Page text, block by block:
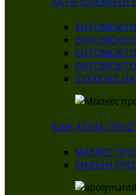
ΣΥΣΚΕΥΕΣ
ΕΙΔΗ ΑΤΟΜ.
ΜΑΣΚΕΣ
ΕΝΔΥΣΗ